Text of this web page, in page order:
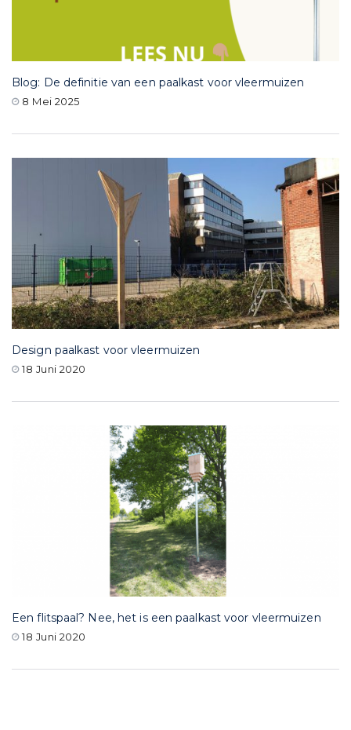
Blog: De definitie van een paalkast voor vleermuizen
8 Mei 2025
Design paalkast voor vleermuizen
18 Juni 2020
Een flitspaal? Nee, het is een paalkast voor vleermuizen
18 Juni 2020